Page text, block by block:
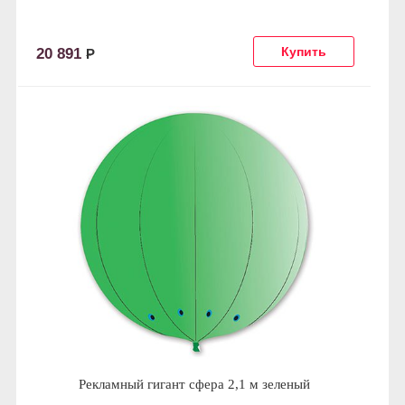
20 891 Р
Рекламный гигант сфера 2,1 м зеленый